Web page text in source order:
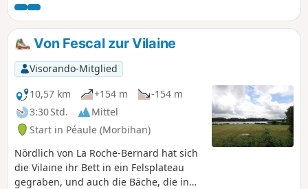
und große, schöne Hecken säumen
noch immer die Wege. An anderen
Stellen haben die Vilaine und ihre
Nebenflüsse das Felsplateau
durchschnitten und ein meist
bewaldetes Relief geschaffen, in dem
man spazieren gehen kann. Die
vorgeschlagene große Rundwanderung
ermöglicht es Ihnen, diese
unterschiedlichen, aber immer
interessanten Landschaften zu
genießen, die sich im Laufe eines
schönen Wandertages abwechseln.
Von Fescal zur Vilaine
Visorando-Mitglied
10,57 km
+154 m
-154 m
3:30 Std.
Mittel
Start in Péaule (Morbihan)
Nördlich von La Roche-Bernard hat sich
die Vilaine ihr Bett in ein Felsplateau
gegraben, und auch die Bäche, die in